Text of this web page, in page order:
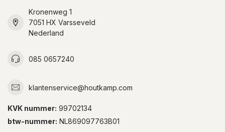
Kronenweg 1
7051 HX Varsseveld
Nederland
085 0657240
klantenservice@houtkamp.com
KVK nummer: 99702134
btw-nummer: NL869097763B01